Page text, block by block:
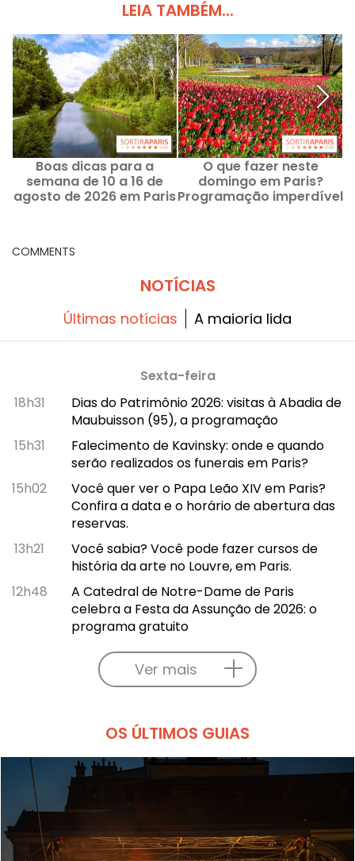
LEIA TAMBÉM...
Boas dicas para a
semana de 10 a 16 de
agosto de 2026 em Paris
O que fazer neste
domingo em Paris?
Programação imperdível
COMMENTS
NOTÍCIAS
Últimas notícias A maioria lida
Sexta-feira
18h31
Dias do Patrimônio 2026: visitas à Abadia de
Maubuisson (95), a programação
15h31
Falecimento de Kavinsky: onde e quando
serão realizados os funerais em Paris?
15h02
Você quer ver o Papa Leão XIV em Paris?
Confira a data e o horário de abertura das
reservas.
13h21
Você sabia? Você pode fazer cursos de
história da arte no Louvre, em Paris.
12h48
A Catedral de Notre-Dame de Paris
celebra a Festa da Assunção de 2026: o
programa gratuito
Ver mais
OS ÚLTIMOS GUIAS